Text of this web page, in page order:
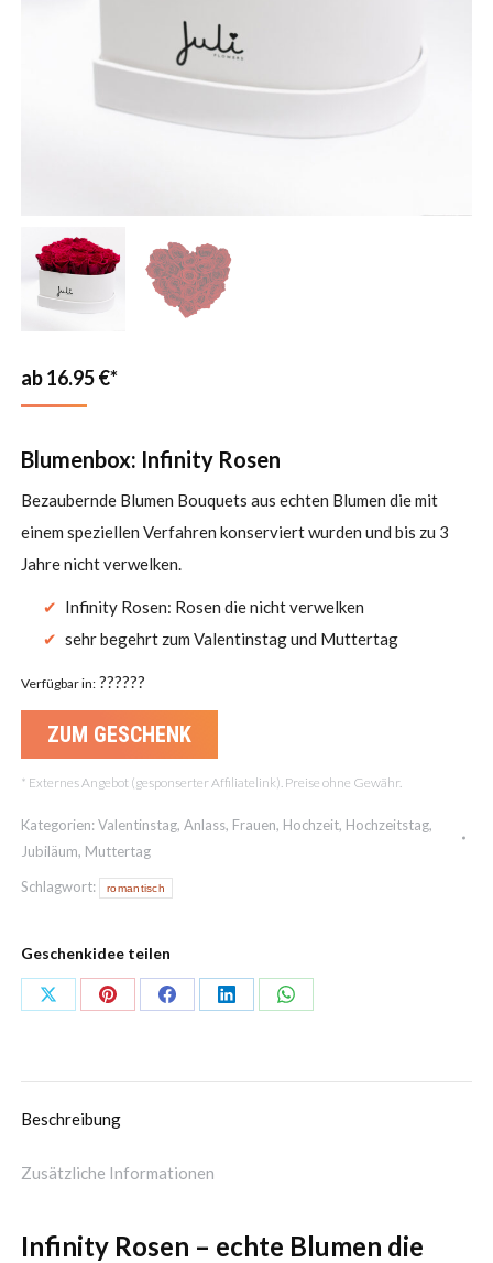
16.95€
Blumenbox: Infinity Rosen
Bezaubernde Blumen Bouquets aus echten Blumen die mit
einem speziellen Verfahren konserviert wurden und bis zu 3
Jahre nicht verwelken.
Infinity Rosen: Rosen die nicht verwelken
sehr begehrt zum Valentinstag und Muttertag
Verfügbar in: ??????
ZUM GESCHENK
* Externes Angebot (gesponserter Affiliatelink). Preise ohne Gewähr.
Kategorien:Valentinstag, Anlass, Frauen, Hochzeit, Hochzeitstag,
Jubiläum, Muttertag
Schlagwort:
romantisch
Geschenkidee teilen
Teilen
Teilen
Teilen
Teilen
Teilen
Beschreibung
Zusätzliche Informationen
Infinity Rosen – echte Blumen die